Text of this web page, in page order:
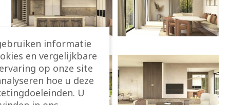
informatie
en vergelijkbare
op onze site
hoe u deze
U